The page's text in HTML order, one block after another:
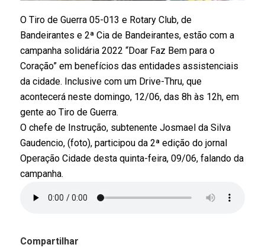
O Tiro de Guerra 05-013 e Rotary Club, de
Bandeirantes e 2ª Cia de Bandeirantes, estão com a
campanha solidária 2022 “Doar Faz Bem para o
Coração” em benefícios das entidades assistenciais
da cidade. Inclusive com um Drive-Thru, que
acontecerá neste domingo, 12/06, das 8h às 12h, em
gente ao Tiro de Guerra.
O chefe de Instrução, subtenente Josmael da Silva
Gaudencio, (foto), participou da 2ª edição do jornal
Operação Cidade desta quinta-feira, 09/06, falando da
campanha.
Compartilhar